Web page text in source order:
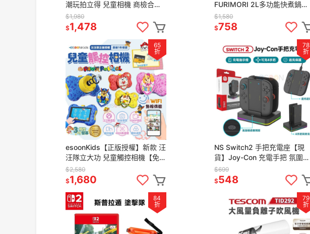
潮玩拍立得 兒童相機 商檢合格
打印相機 可拍照 錄影 4900萬
畫素相機
$1,980
$1,478
FURIMORI 2L多功能快煮鍋
【附蒸籠】FU-EH217W 快煮鍋
電火鍋 不沾鍋 宿舍必備
$1,580
$758
65
折
esoonKids【正版授權】新款 汪
汪隊立大功 兒童觸控相機【免
運】4900萬 WiFi 傳輸 兒童相
機 汪汪隊 禮物
$2,580
$1,680
78
折
NS Switch2 手把充電座【現
貨】Joy-Con 充電手把 氛圍燈
NS2手把 充電座 充電握把 可充
4手把
$699
$548
84
折
79
折